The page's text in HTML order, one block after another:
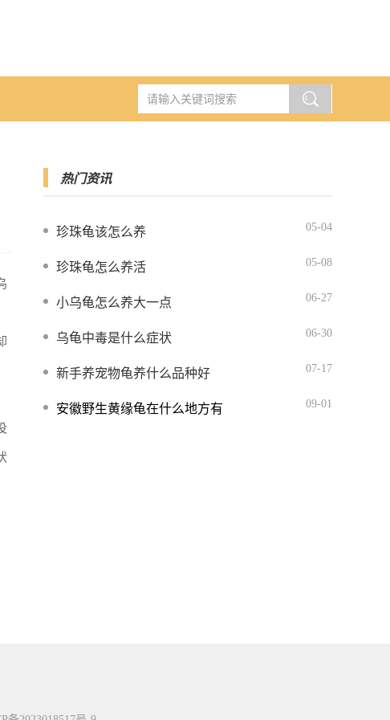
热门资讯
珍珠龟该怎么养 05-04
珍珠龟怎么养活 05-08
小乌龟怎么养大一点 06-27
乌龟中毒是什么症状 06-30
新手养宠物龟养什么品种好 07-17
安徽野生黄缘龟在什么地方有 09-01